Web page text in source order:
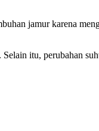
jamur karena
itu, perubahan